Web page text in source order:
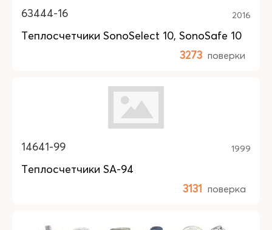
63444-16 2016
Теплосчетчики SonoSelect 10, SonoSafe 10
3273 поверки
14641-99 1999
Теплосчетчики SA-94
3131 поверка